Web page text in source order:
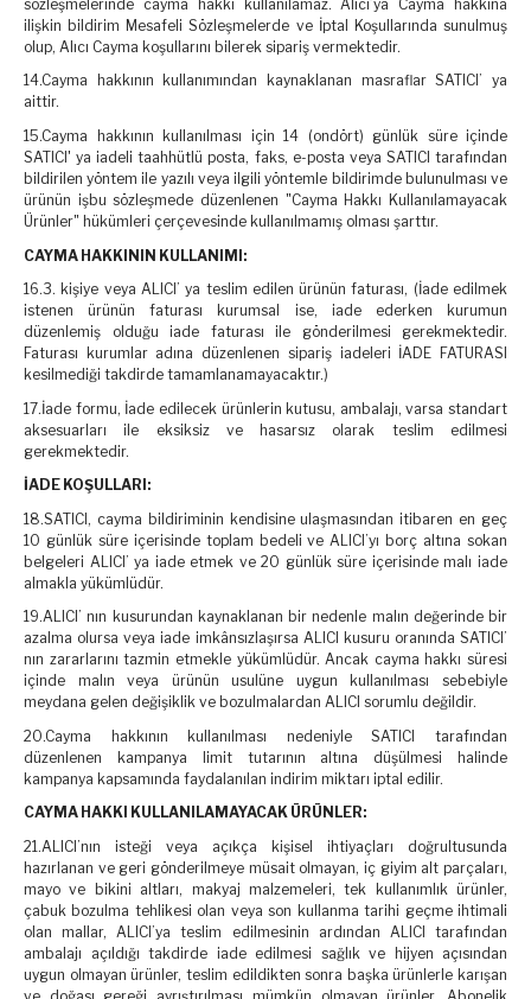
sözleşmelerinde cayma hakkı kullanılamaz. Alıcı’ya Cayma hakkına
ilişkin bildirim Mesafeli Sözleşmelerde ve İptal Koşullarında sunulmuş
olup, Alıcı Cayma koşullarını bilerek sipariş vermektedir.
14.Cayma hakkının kullanımından kaynaklanan masraflar SATICI’ ya
aittir.
15.Cayma hakkının kullanılması için 14 (ondört) günlük süre içinde
SATICI' ya iadeli taahhütlü posta, faks, e-posta veya SATICI tarafından
bildirilen yöntem ile yazılı veya ilgili yöntemle bildirimde bulunulması ve
ürünün işbu sözleşmede düzenlenen "Cayma Hakkı Kullanılamayacak
Ürünler" hükümleri çerçevesinde kullanılmamış olması şarttır.
CAYMA HAKKININ KULLANIMI:
16.3. kişiye veya ALICI’ ya teslim edilen ürünün faturası, (İade edilmek
istenen ürünün faturası kurumsal ise, iade ederken kurumun
düzenlemiş olduğu iade faturası ile gönderilmesi gerekmektedir.
Faturası kurumlar adına düzenlenen sipariş iadeleri İADE FATURASI
kesilmediği takdirde tamamlanamayacaktır.)
17.İade formu, İade edilecek ürünlerin kutusu, ambalajı, varsa standart
aksesuarları ile eksiksiz ve hasarsız olarak teslim edilmesi
gerekmektedir.
İADE KOŞULLARI:
18.SATICI, cayma bildiriminin kendisine ulaşmasından itibaren en geç
10 günlük süre içerisinde toplam bedeli ve ALICI’yı borç altına sokan
belgeleri ALICI’ ya iade etmek ve 20 günlük süre içerisinde malı iade
almakla yükümlüdür.
19.ALICI’ nın kusurundan kaynaklanan bir nedenle malın değerinde bir
azalma olursa veya iade imkânsızlaşırsa ALICI kusuru oranında SATICI’
nın zararlarını tazmin etmekle yükümlüdür. Ancak cayma hakkı süresi
içinde malın veya ürünün usulüne uygun kullanılması sebebiyle
meydana gelen değişiklik ve bozulmalardan ALICI sorumlu değildir.
20.Cayma hakkının kullanılması nedeniyle SATICI tarafından
düzenlenen kampanya limit tutarının altına düşülmesi halinde
kampanya kapsamında faydalanılan indirim miktarı iptal edilir.
CAYMA HAKKI KULLANILAMAYACAK ÜRÜNLER:
21.ALICI’nın isteği veya açıkça kişisel ihtiyaçları doğrultusunda
hazırlanan ve geri gönderilmeye müsait olmayan, iç giyim alt parçaları,
mayo ve bikini altları, makyaj malzemeleri, tek kullanımlık ürünler,
çabuk bozulma tehlikesi olan veya son kullanma tarihi geçme ihtimali
olan mallar, ALICI’ya teslim edilmesinin ardından ALICI tarafından
ambalajı açıldığı takdirde iade edilmesi sağlık ve hijyen açısından
uygun olmayan ürünler, teslim edildikten sonra başka ürünlerle karışan